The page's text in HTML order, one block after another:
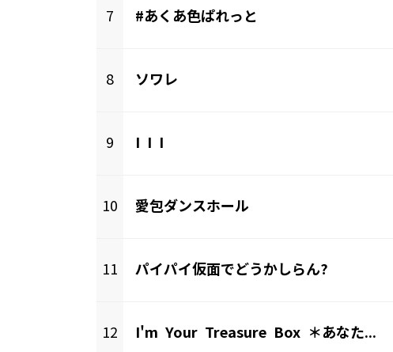
7 #あくあ色ぱれっと
8 ソワレ
9
10 愛包ダンスホール
11 パイパイ仮面でどうかしらん?
12 I'm Your Treasure Box ＊あなたは マリンせんちょうを たからばこからみつけた。